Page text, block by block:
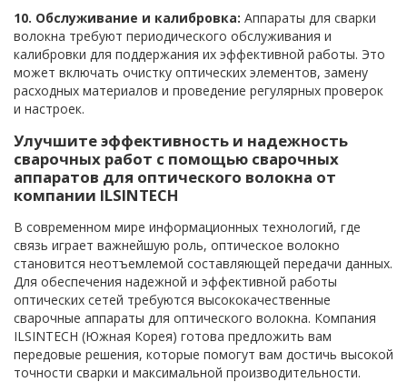
10. Обслуживание и калибровка: Аппараты для сварки
волокна требуют периодического обслуживания и
калибровки для поддержания их эффективной работы. Это
может включать очистку оптических элементов, замену
расходных материалов и проведение регулярных проверок
и настроек.
Улучшите эффективность и надежность
сварочных работ с помощью сварочных
аппаратов для оптического волокна от
компании ILSINTECH
В современном мире информационных технологий, где
связь играет важнейшую роль, оптическое волокно
становится неотъемлемой составляющей передачи данных.
Для обеспечения надежной и эффективной работы
оптических сетей требуются высококачественные
сварочные аппараты для оптического волокна. Компания
ILSINTECH (Южная Корея) готова предложить вам
передовые решения, которые помогут вам достичь высокой
точности сварки и максимальной производительности.